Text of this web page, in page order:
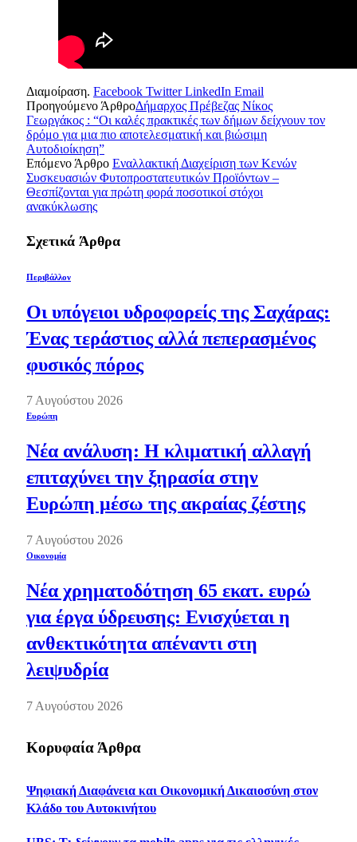
Διαμοίραση. Facebook Twitter LinkedIn Email
Προηγούμενο ΆρθροΔήμαρχος Πρέβεζας Νίκος
Γεωργάκος : “Οι καλές πρακτικές των δήμων δείχνουν τον
δρόμο για μια πιο αποτελεσματική και βιώσιμη
Αυτοδιοίκηση”
Επόμενο Άρθρο Εναλλακτική Διαχείριση των Κενών
Συσκευασιών Φυτοπροστατευτικών Προϊόντων –
Θεσπίζονται για πρώτη φορά ποσοτικοί στόχοι
ανακύκλωσης
Σχετικά Άρθρα
Περιβάλλον
Οι υπόγειοι υδροφορείς της Σαχάρας:
Ένας τεράστιος αλλά πεπερασμένος
φυσικός πόρος
7 Αυγούστου 2026
Ευρώπη
Νέα ανάλυση: Η κλιματική αλλαγή
επιταχύνει την ξηρασία στην
Ευρώπη μέσω της ακραίας ζέστης
7 Αυγούστου 2026
Οικονομία
Νέα χρηματοδότηση 65 εκατ. ευρώ
για έργα ύδρευσης: Ενισχύεται η
ανθεκτικότητα απέναντι στη
λειψυδρία
7 Αυγούστου 2026
Κορυφαία Άρθρα
Ψηφιακή Διαφάνεια και Οικονομική Δικαιοσύνη στον
Κλάδο του Αυτοκινήτου